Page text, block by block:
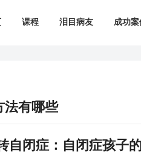
课程 泪目病友 成功
法有哪些
自闭症：自闭症孩子